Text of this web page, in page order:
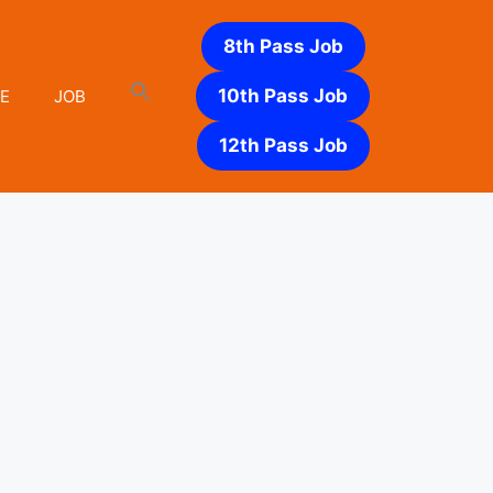
JOB
8th Pass Job
10th Pass Job
12th Pass Job